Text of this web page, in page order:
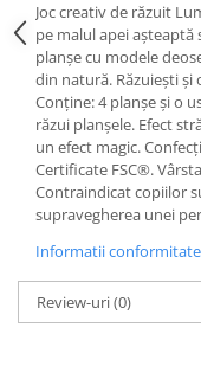
Joc creativ de răzuit
pe malul apei așteaptă
planșe cu modele
din natură. Răzuiești
Conține: 4 planșe și o
răzui planșele. Efect
un efect magic.
Certificate FSC®.
Contraindicat copiilor
supravegherea unei
Informatii
Review-uri(0)